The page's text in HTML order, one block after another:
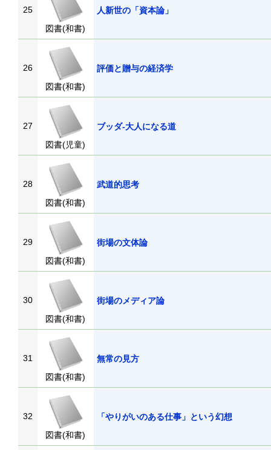
25
図書(和書)
人新世の「資本論」
26
図書(和書)
評価と贈与の経済学
27
図書(児童)
ブッダ-大人になる道
28
図書(和書)
武道的思考
29
図書(和書)
街場の文体論
30
図書(和書)
街場のメディア論
31
図書(和書)
無常の見方
32
図書(和書)
「やりがいのある仕事」という幻想